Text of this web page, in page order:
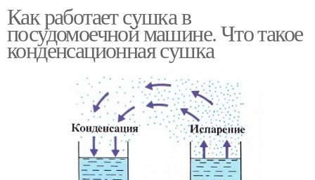
Как работает сушка в
посудомоечной машине. Что такое
конденсационная сушка